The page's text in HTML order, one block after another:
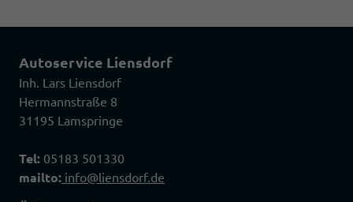
Autoservice Liensdorf
Inh. Lars Liensdorf
Hermannstraße 8
31195 Lamspringe
Tel: 05183 501330
mailto: info@liensdorf.de